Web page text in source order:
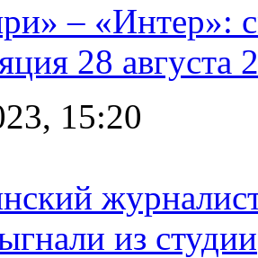
– «Интер»:
28 августа
15:20
из студии